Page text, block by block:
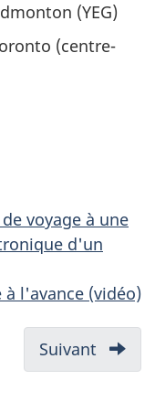
(YEG)
(centre-
voyage à une
d'un
à l'avance (vidéo)
Suivant
Ce
que